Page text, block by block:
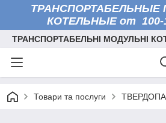
КОТЕЛЬНЫЕ от 100-
ТРАНСПОРТАБЕЛЬНІ МОДУЛЬНІ
Товари та послуги